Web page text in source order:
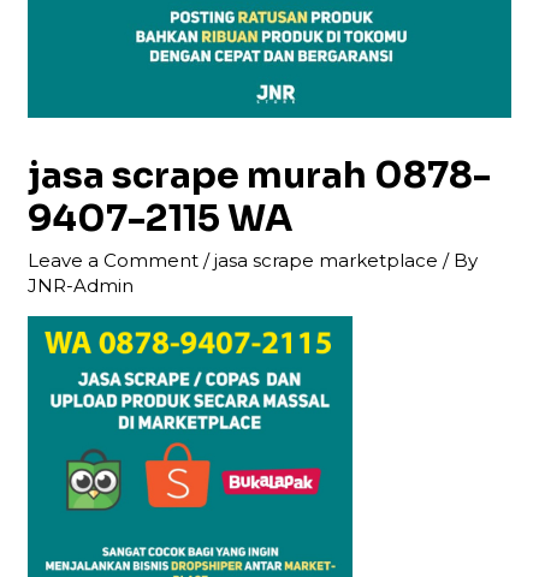
jasa scrape murah 0878-
9407-2115 WA
Leave a Comment /jasa scrape marketplace / By
JNR-Admin